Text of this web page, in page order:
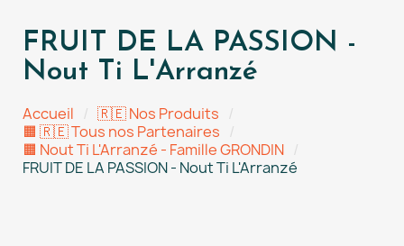
FRUIT DE LA PASSION -
Nout Ti L'Arranzé
Accueil
🇷🇪 Nos Produits
🟧 🇷🇪 Tous nos Partenaires
🟧 Nout Ti L'Arranzé - Famille GRONDIN
FRUIT DE LA PASSION - Nout Ti L'Arranzé